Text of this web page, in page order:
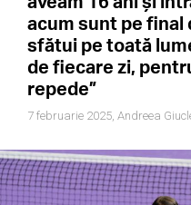
acum sunt pe final
sfătui pe toată
de fiecare zi,
repede”
7 februarie 2025, Andreea